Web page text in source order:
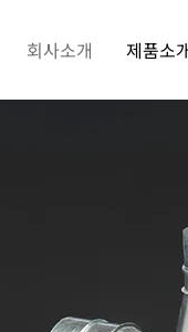
회사소개 제품소